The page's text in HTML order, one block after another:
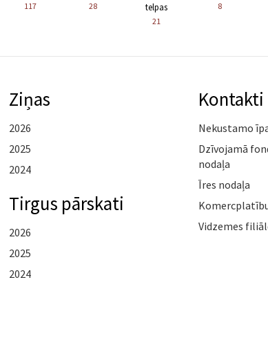
117 28
telpas
21
8
Ziņas
2026
2025
2024
Tirgus pārskati
2026
2025
2024
Kontakti
Nekustamo
Dzīvojamā
nodaļa
Īres nodaļa
Vidzemes